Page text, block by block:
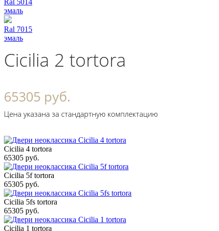
эмаль
Ral 7015
эмаль
Cicilia 2 tortora
65305 руб.
Цена указана за стандартную комплектацию
Cicilia 4 tortora
65305 руб.
Cicilia 5f tortora
65305 руб.
Cicilia 5fs tortora
65305 руб.
Cicilia 1 tortora